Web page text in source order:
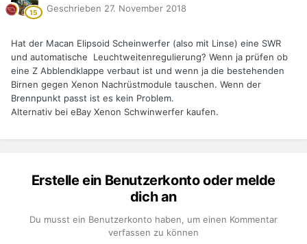
Geschrieben 27. November 2018
Hat der Macan Elipsoid Scheinwerfer (also mit Linse) eine SWR
und automatische Leuchtweitenregulierung? Wenn ja prüfen ob
eine Z Abblendklappe verbaut ist und wenn ja die bestehenden
Birnen gegen Xenon Nachrüstmodule tauschen. Wenn der
Brennpunkt passt ist es kein Problem.
Alternativ bei eBay Xenon Schwinwerfer kaufen.
Erstelle ein Benutzerkonto oder melde
dich an
Du musst ein Benutzerkonto haben, um einen Kommentar
verfassen zu können